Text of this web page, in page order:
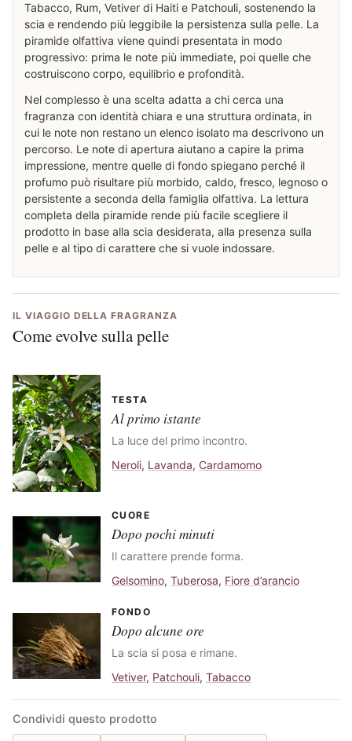
Tabacco, Rum, Vetiver di Haiti e Patchouli, sostenendo la
scia e rendendo più leggibile la persistenza sulla pelle. La
piramide olfattiva viene quindi presentata in modo
progressivo: prima le note più immediate, poi quelle che
costruiscono corpo, equilibrio e profondità.
Nel complesso è una scelta adatta a chi cerca una
fragranza con identità chiara e una struttura ordinata, in
cui le note non restano un elenco isolato ma descrivono un
percorso. Le note di apertura aiutano a capire la prima
impressione, mentre quelle di fondo spiegano perché il
profumo può risultare più morbido, caldo, fresco, legnoso o
persistente a seconda della famiglia olfattiva. La lettura
completa della piramide rende più facile scegliere il
prodotto in base alla scia desiderata, alla presenza sulla
pelle e al tipo di carattere che si vuole indossare.
IL VIAGGIO DELLA FRAGRANZA
Come evolve sulla pelle
TESTA
Al primo istante
La luce del primo incontro.
Neroli, Lavanda, Cardamomo
CUORE
Dopo pochi minuti
Il carattere prende forma.
Gelsomino, Tuberosa, Fiore d’arancio
FONDO
Dopo alcune ore
La scia si posa e rimane.
Vetiver, Patchouli, Tabacco
Condividi questo prodotto